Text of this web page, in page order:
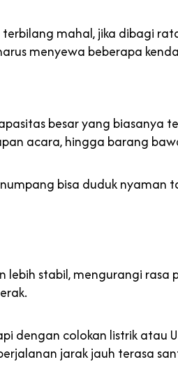
terbilang mahal, jika dibagi
menyewa beberapa
besar yang biasanya
acara, hingga barang
bisa duduk nyaman
lebih stabil, mengurangi
dengan colokan listrik atau
jarak jauh terasa